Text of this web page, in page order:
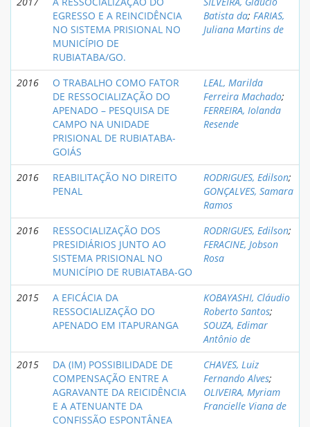
EGRESSO E A REINCIDÊNCIA
NO SISTEMA PRISIONAL NO
MUNICÍPIO DE
RUBIATABA/GO.
Batista da; FARIAS,
Juliana Martins de
2016
O TRABALHO COMO FATOR
DE RESSOCIALIZAÇÃO DO
APENADO – PESQUISA DE
CAMPO NA UNIDADE
PRISIONAL DE RUBIATABA-
GOIÁS
LEAL, Marilda
Ferreira Machado;
FERREIRA, Iolanda
Resende
2016
REABILITAÇÃO NO DIREITO
PENAL
RODRIGUES, Edilson;
GONÇALVES, Samara
Ramos
2016
RESSOCIALIZAÇÃO DOS
PRESIDIÁRIOS JUNTO AO
SISTEMA PRISIONAL NO
MUNICÍPIO DE RUBIATABA-GO
RODRIGUES, Edilson;
FERACINE, Jobson
Rosa
2015
A EFICÁCIA DA
RESSOCIALIZAÇÃO DO
APENADO EM ITAPURANGA
KOBAYASHI, Cláudio
Roberto Santos;
SOUZA, Edimar
Antônio de
2015
DA (IM) POSSIBILIDADE DE
COMPENSAÇÃO ENTRE A
AGRAVANTE DA REICIDÊNCIA
E A ATENUANTE DA
CONFISSÃO ESPONTÂNEA
CHAVES, Luiz
Fernando Alves;
OLIVEIRA, Myriam
Francielle Viana de